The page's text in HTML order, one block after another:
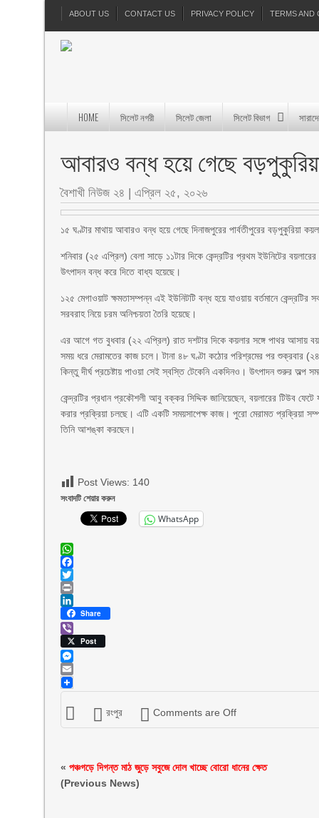
ABOUT US CONTACT US PRIVACY POLICY TERMS AND
HOME সিলেট নগরী সিলেট জেলা সিলেট বিভাগ
আবারও বন্ধ হয়ে গেছে
বৈশাখী নিউজ ২৪ | এপ্রিল ২৫, ২০২৬
১৫ ঘণ্টার মাথায় আবারও বন্ধ হয়ে গেছে দিনাজপুরের পার্বতীপুরের বড়পুকুরিয়া
শনিবার (২৫ এপ্রিল) বেলা সাড়ে ১১টার দিকে কেন্দ্রটির প্রথম ইউনিটের
উৎপাদন বন্ধ করে দিতে বাধ্য হয়েছে।
১২৫ মেগাওয়াট ক্ষমতাসম্পন্ন এই ইউনিটটি বন্ধ হয়ে যাওয়ায় বর্তমানে
সরবরাহ নিয়ে চরম অনিশ্চয়তা তৈরি হয়েছে।
এর আগে গত বুধবার (২২ এপ্রিল) রাত দশটার দিকে কয়লার সঙ্গে পাথর আসায়
সময় ধরে মেরামতের কাজ চলে। টানা ৪৮ ঘণ্টা কঠোর পরিশ্রমের পর শুক্রবার
কিন্তু দীর্ঘ প্রচেষ্টায় পাওয়া সেই স্বস্তি টেকেনি একদিনও। উৎপাদন শুরুর অল্প
কেন্দ্রটির প্রধান প্রকৌশলী আবু বক্কর সিদ্দিক জানিয়েছেন, বয়লারের টিউব ফেটে
করার প্রক্রিয়া চলছে। এটি একটি সময়সাপেক্ষ কাজ। পুরো মেরামত প্রক্রিয়া
তিনি আশঙ্কা করছেন।
Post Views: 140
সংবাদটি শেয়ার করুন
WhatsApp
WhatsApp
Facebook
Twitter
Print
LinkedIn
Share
ViberPost
Messenger
Email
রংপুর Comments are Off
« পঞ্চগড়ে দিগন্ত মাঠ জুড়ে সবুজে দোল খাচ্ছে বোরো ধানের ক্ষেত
(Previous News)